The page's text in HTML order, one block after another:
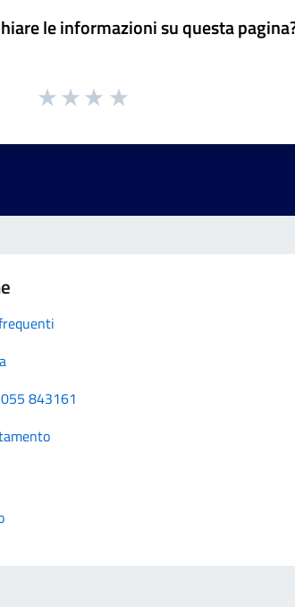
le informazioni su questa
843161